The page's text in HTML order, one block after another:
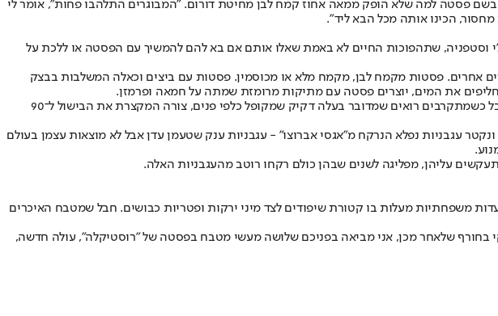
בשם פסטה למה שלא הופק ממאה אחוז קמח לבן מחיטת דורום. "המבוגרים התלהבו פחות", אומר לי
הכינו אותה מכל הבא ליד".
וסטפניה, שתהפוכות החיים לא באמת שאלו אותם אם בא להם להמשיך עם הפסטה או ללכת על
אחרים. פסטות מקמח לבן, מקמח מלא או מכוסמין. פסטות עם ביצים וכאלה המשלבות בבצק
את המים, יוצרים פסטה עם מתיקות מרומזת שמתה על חמאה ופרמזן.
ויש גם את ה"ראפידה", הפסטה המהירה, פטנט שעליו חתום ג'יג'י, ומיובאת גם היא לארץ. מרחוק היא נראית כמו ספגטי, אבל כשמתקרבים רואים שמדובר בעלה דקיק שמקופל כלפי פנים, צורה המקצרת את הבישול ל־90
עגבניות נפלא הנרקח מ"אגסי אברוצו" - עגבניות ענק שטעמן עדן אבל לא מוצאות עצמן בעולם
עליהן, מפליגה לשנים שבהן כולם רקחו רוטב מהעגבניות האלה.
משפחתיות מעלות בו קטורת שיפודים לצד מיני ירקות ופטריות כבושים. חבל שמטבח האיכרים
בחורף שלאחר מכן, אני מביאה בפניכם שלושה מעשי מטבח בפסטה של "רוסטיקלה", עולה חדשה,